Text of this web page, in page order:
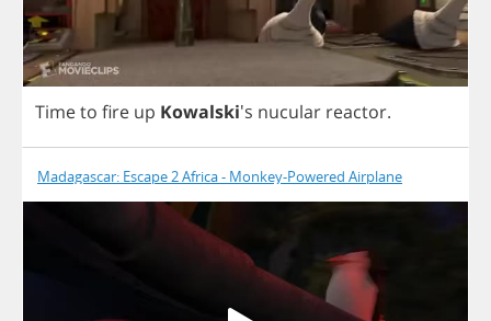
Timeto fire up Kowalski's nucular reactor.
Madagascar: Escape 2 Africa - Monkey-Powered Airplane